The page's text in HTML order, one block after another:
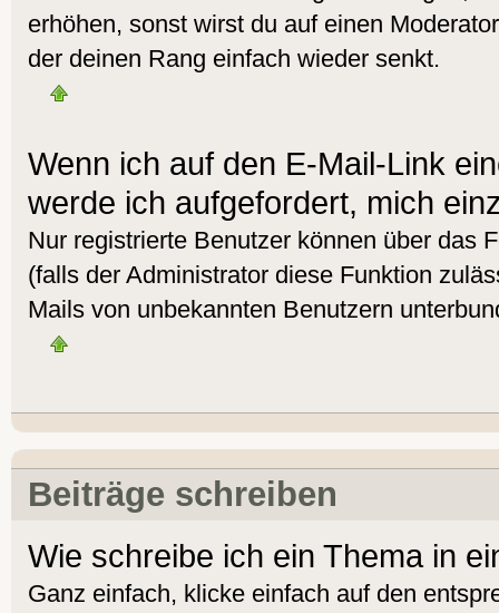
erhöhen, sonst wirst du auf einen
der deinen Rang einfach wieder senkt.
Wenn ich auf den E-Mail-Link
werde ich aufgefordert, mich
Nur registrierte Benutzer können über das
(falls der Administrator diese Funktion
Mails von unbekannten Benutzern
Beiträge schreiben
Wie schreibe ich ein Thema in
Ganz einfach, klicke einfach auf den